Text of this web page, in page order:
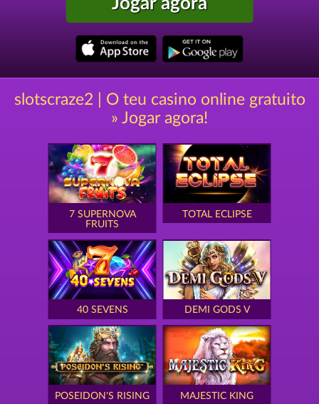
slotscraze2 | O teu casino online gratuito
» Jogar agora!
7 SUPERNOVA
FRUITS
TOTAL ECLIPSE
40 SEVENS DEMI GODS V
POSEIDON'S RISING MAJESTIC KING